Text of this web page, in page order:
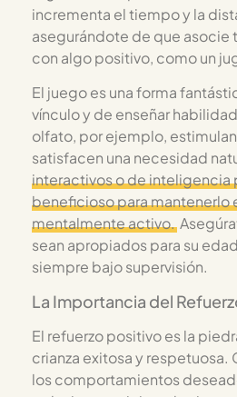
incrementa el tiempo y la
asegurándote de que asocie
con algo positivo, como un
El juego es una forma
vínculo y de enseñar
olfato, por ejemplo,
satisfacen una necesidad
interactivos o de inteligencia
beneficioso para mantenerlo
mentalmente activo.
sean apropiados para su
siempre bajo supervisión.
La Importancia del
El refuerzo positivo es la
crianza exitosa y respetuosa.
los comportamientos